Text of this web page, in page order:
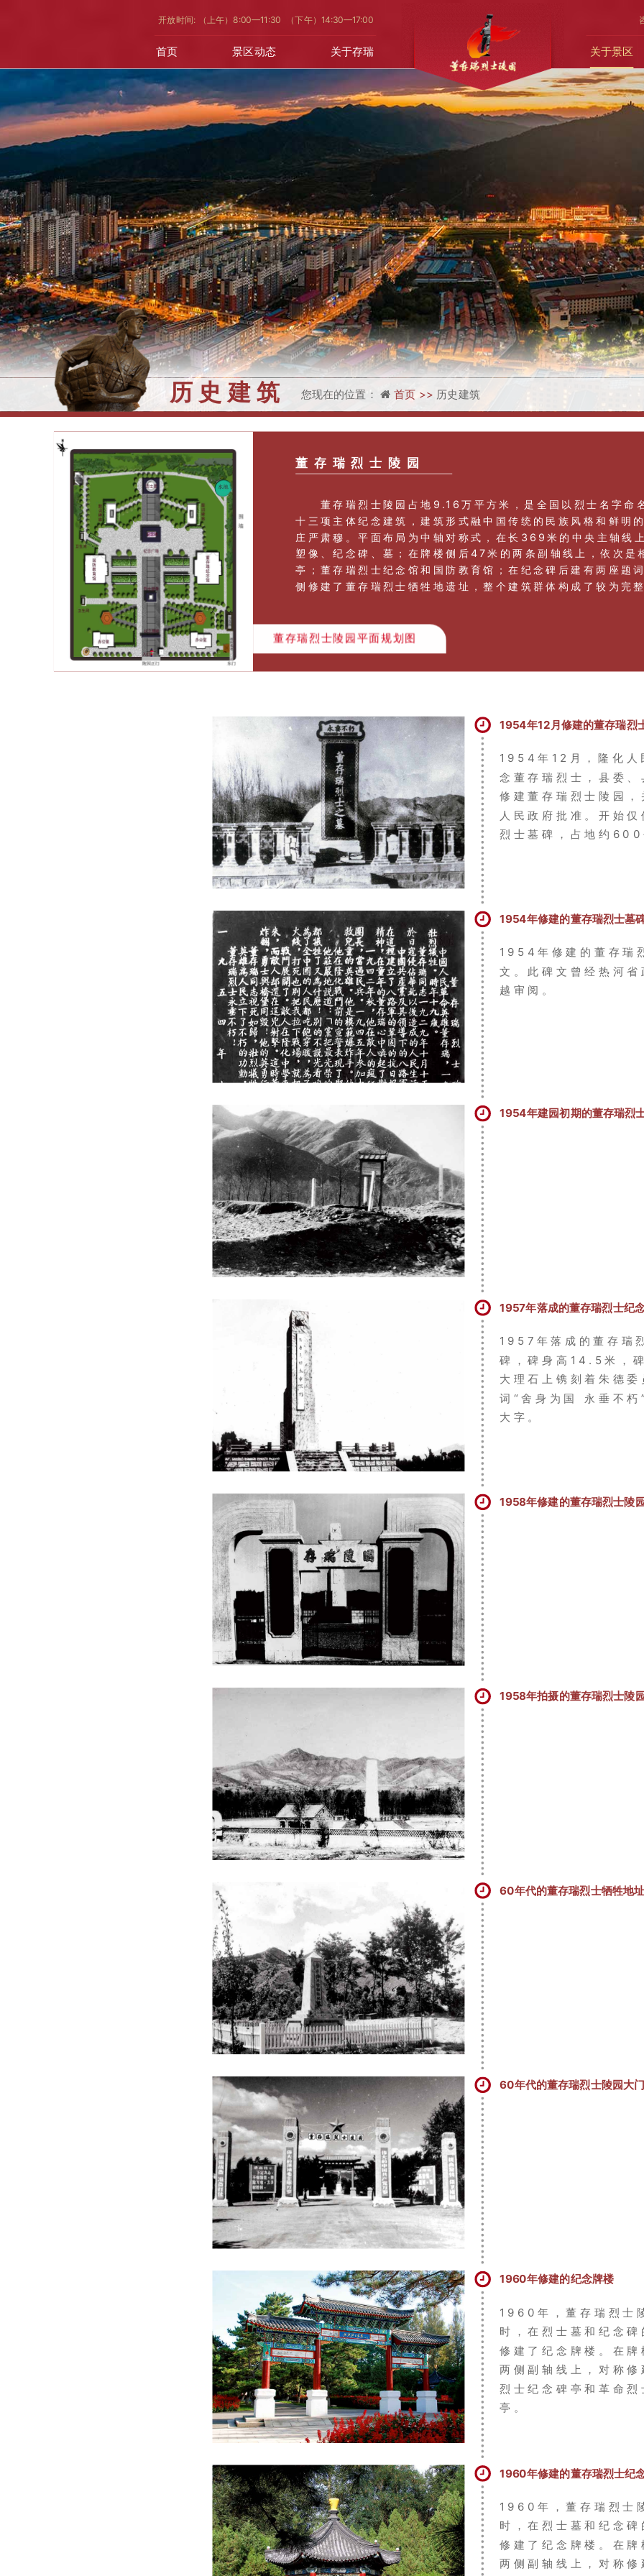
关于景区
首页 景区动态 关于存瑞
开放时间: （上午）8:00—11:30 （下午）14:30—17:00
历史建筑 您现在的位置： 首页 >> 历史建筑
董存瑞烈士陵园
董存瑞烈士陵园占地9.16万平方米，是全国以烈士名字命
十三项主体纪念建筑，建筑形式融中国传统的民族风格和鲜明
庄严肃穆。平面布局为中轴对称式，在长369米的中央主轴线
塑像、纪念碑、墓；在牌楼侧后47米的两条副轴线上，依次是
亭；董存瑞烈士纪念馆和国防教育馆；在纪念碑后建有两座题
侧修建了董存瑞烈士牺牲地遗址，整个建筑群体构成了较为完
董存瑞烈士陵园平面规划图
1954年12月修建的董存瑞烈
1954年12月，隆化人
念董存瑞烈士，县委、
修建董存瑞烈士陵园，
人民政府批准。开始仅
烈士墓碑，占地约600
1954年修建的董存瑞烈士墓
1954年修建的董存瑞
文。此碑文曾经热河省
越审阅。
1954年建园初期的董存瑞烈
1957年落成的董存瑞烈士纪
1957年落成的董存瑞
碑，碑身高14.5米，
大理石上镌刻着朱德委
词“舍身为国 永垂不朽
大字。
1958年修建的董存瑞烈士陵
1958年拍摄的董存瑞烈士陵
60年代的董存瑞烈士牺牲地
60年代的董存瑞烈士陵园大门
1960年修建的纪念牌楼
1960年，董存瑞烈士
时，在烈士墓和纪念碑
修建了纪念牌楼。在
两侧副轴线上，对称修
烈士纪念碑亭和革命烈
亭。
1960年修建的董存瑞烈士纪
1960年，董存瑞烈士
时，在烈士墓和纪念碑
修建了纪念牌楼。在
两侧副轴线上，对称修